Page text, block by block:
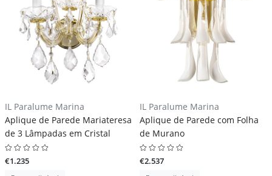
IL Paralume Marina
Aplique de Parede Mariateresa
de 3 Lâmpadas em Cristal
€1.235
IL Paralume Marina
Aplique de Parede com Folha
de Murano
€2.537